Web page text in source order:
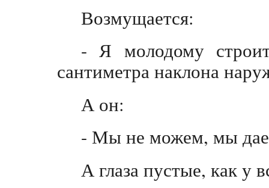
Возмущается:
- Я молодому
сантиметра наклона
А он:
- Мы не можем, мы
А глаза пустые, как у